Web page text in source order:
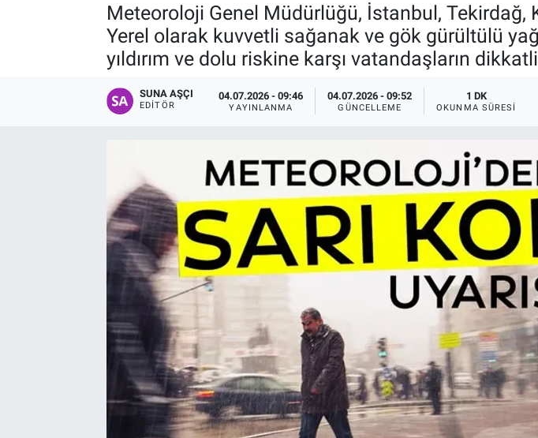
Meteoroloji Genel Müdürlüğü, İstanbul, Tekirdağ,
Yerel olarak kuvvetli sağanak ve gök gürültülü
yıldırım ve dolu riskine karşı vatandaşların
SUNA AŞÇI
EDITÖR
04.07.2026 - 09:46
YAYINLANMA
04.07.2026 - 09:52
GÜNCELLEME
1 DK
OKUNMA SÜRESI
KÜLTÜR-SANAT
TFF 2.Lig Kırmızı Grup Puan Durumu ve Fikstür
Tüm Manşetler
Son Dakika Haberleri